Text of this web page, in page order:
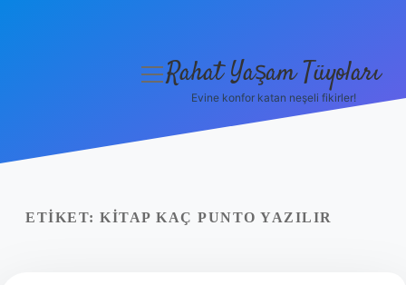
Yasal Uyarı
menüyü
Rahat Yaşam Tüyoları
Evine konfor katan neşeli fikirler!
ETIKET: KITAP KAÇ PUNTO YAZILIR